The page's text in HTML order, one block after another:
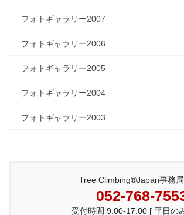
フォトギャラリー2007
フォトギャラリー2006
フォトギャラリー2005
フォトギャラリー2004
フォトギャラリー2003
Tree Climbing®Japan事務局
052-768-
受付時間 9:00-17:00 [ 平日の